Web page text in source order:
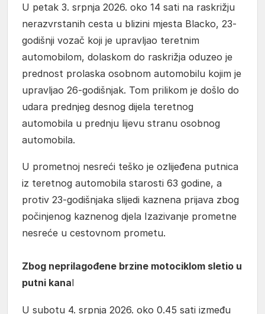
U petak 3. srpnja 2026. oko 14 sati na raskrižju
nerazvrstanih cesta u blizini mjesta Blacko, 23-
godišnji vozač koji je upravljao teretnim
automobilom, dolaskom do raskrižja oduzeo je
prednost prolaska osobnom automobilu kojim je
upravljao 26-godišnjak. Tom prilikom je došlo do
udara prednjeg desnog dijela teretnog
automobila u prednju lijevu stranu osobnog
automobila.
U prometnoj nesreći teško je ozlijeđena putnica
iz teretnog automobila starosti 63 godine, a
protiv 23-godišnjaka slijedi kaznena prijava zbog
počinjenog kaznenog djela Izazivanje prometne
nesreće u cestovnom prometu.
Zbog neprilagođene brzine motociklom sletio u
putni kanal
U subotu 4. srpnja 2026. oko 0.45 sati između